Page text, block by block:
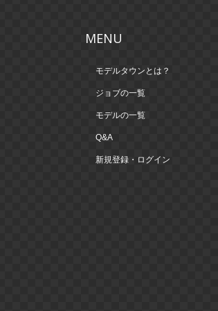
MENU
モデルタウンとは？
ジョブの一覧
モデルの一覧
Q&A
新規登録・ログイン